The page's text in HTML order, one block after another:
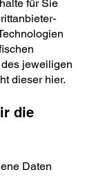
für Sie
jeweiligen
dieser hier.
die
Daten